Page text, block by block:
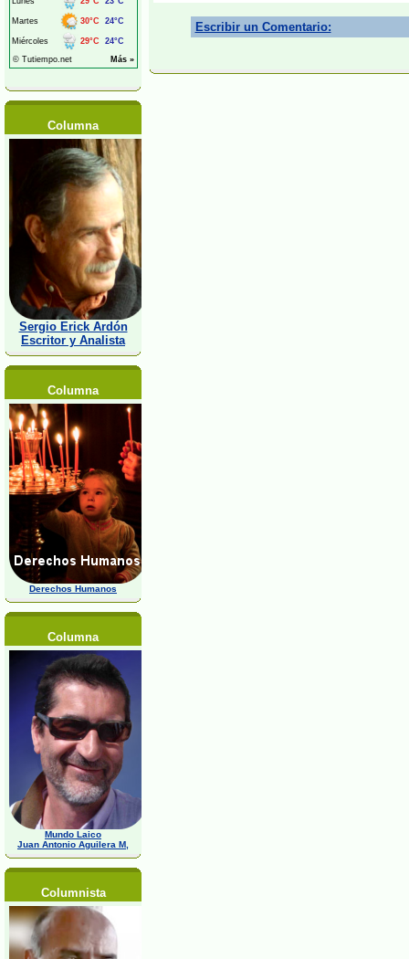
Columna
Sergio Erick Ardón
Escritor y Analista
Columna
Derechos Humanos
Columna
Mundo Laico
Juan Antonio Aguilera M,
Columnista
Escribir un Comentario: